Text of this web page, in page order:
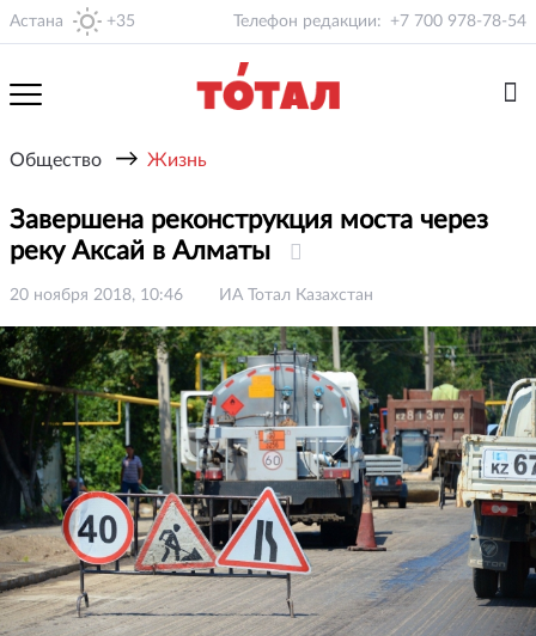
Астана +35 Телефон редакции: +7 700 978-78-54
Общество → Жизнь
Завершена реконструкция моста через
реку Аксай в Алматы
20 ноября 2018, 10:46 ИА Тотал Казахстан